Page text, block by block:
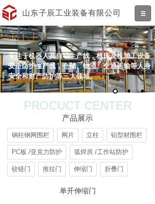
山东子辰工业装备有限公司
专注于机器人及自动生产线，机床及机加工设备
安全防护生产线，仓储、物流、交通运输等人身
安全和财产防护等三大领域。
PROCUCT CENTER
产品展示
钢柱钢网围栏 网片 立柱 铝型材围栏
PC板 /亚克力防护 弧焊房 /工作站防护
铰链门 推拉门 伸缩门 折叠门
单开伸缩门